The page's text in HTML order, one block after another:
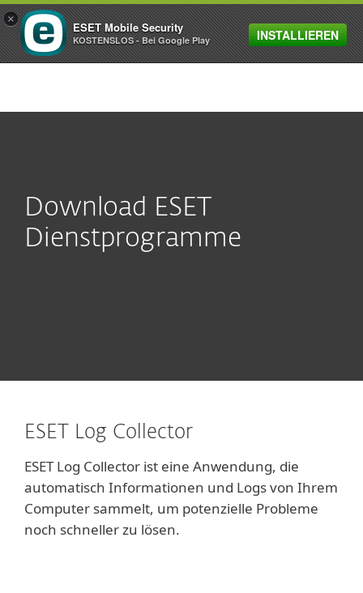
MENU
Download ESET
Dienstprogramme
ESET Log Collector
ESET Log Collector ist eine Anwendung, die
automatisch Informationen und Logs von Ihrem
Computer sammelt, um potenzielle Probleme
noch schneller zu lösen.
×
ESET Mobile Security
KOSTENSLOS - Bei Google Play INSTALLIEREN